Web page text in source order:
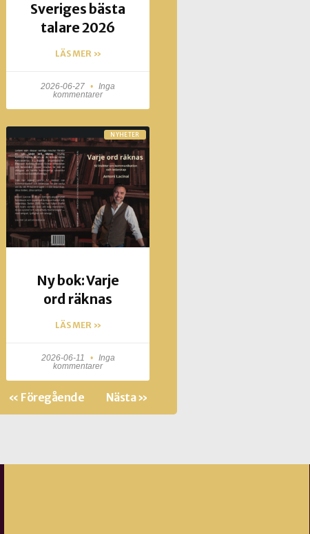
Sveriges bästa
talare 2026
LÄS MER »
2026-06-27
Inga
kommentarer
NYHETER
Ny bok: Varje
ord räknas
LÄS MER »
2026-06-11
Inga
kommentarer
« Föregående Nästa »